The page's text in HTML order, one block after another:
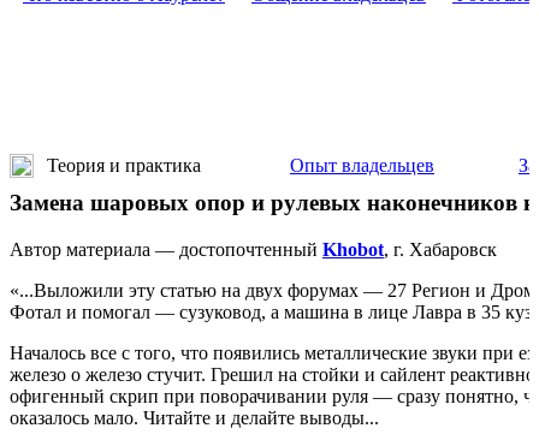
Теория и практика Опыт владельцев
Замена шаровых опор и рулевых наконечников
Автор материала — достопочтенный Khobot, г. Хабаровск
«...Выложили эту статью на двух форумах — 27 Регион и
Фотал и помогал — сузуковод, а машина в лице Лавра в 35
Началось все с того, что появились металлические звуки при
железо о железо стучит. Грешил на стойки и сайлент
офигенный скрип при поворачивании руля — сразу понятно,
оказалось мало. Читайте и делайте выводы...